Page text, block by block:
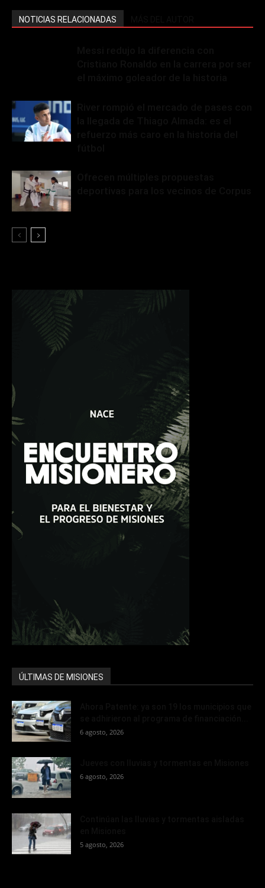
NOTICIAS RELACIONADAS
ÚLTIMAS DE MISIONES
6 agosto, 2026
6 agosto, 2026
5 agosto, 2026